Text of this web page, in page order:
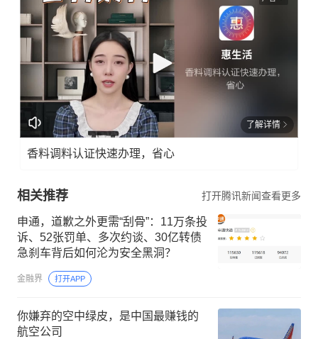
了解详情
香料调料认证快速办理，省心
相关推荐 打开腾讯新闻查看更多
申通，道歉之外更需“刮骨”：11万条投
诉、52张罚单、多次约谈、30亿转债
急刹车背后如何沦为安全黑洞？
金融界 打开APP
你嫌弃的空中绿皮，是中国最赚钱的
航空公司